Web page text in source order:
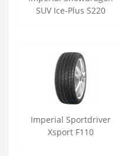
SUV Ice-Plus S220
Imperial Sportdriver
Xsport F110